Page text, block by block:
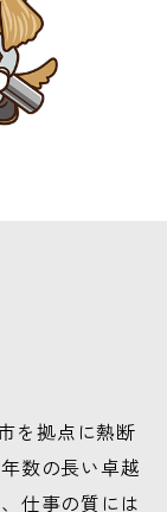
を拠点に熱断
数の長い卓越
仕事の質には